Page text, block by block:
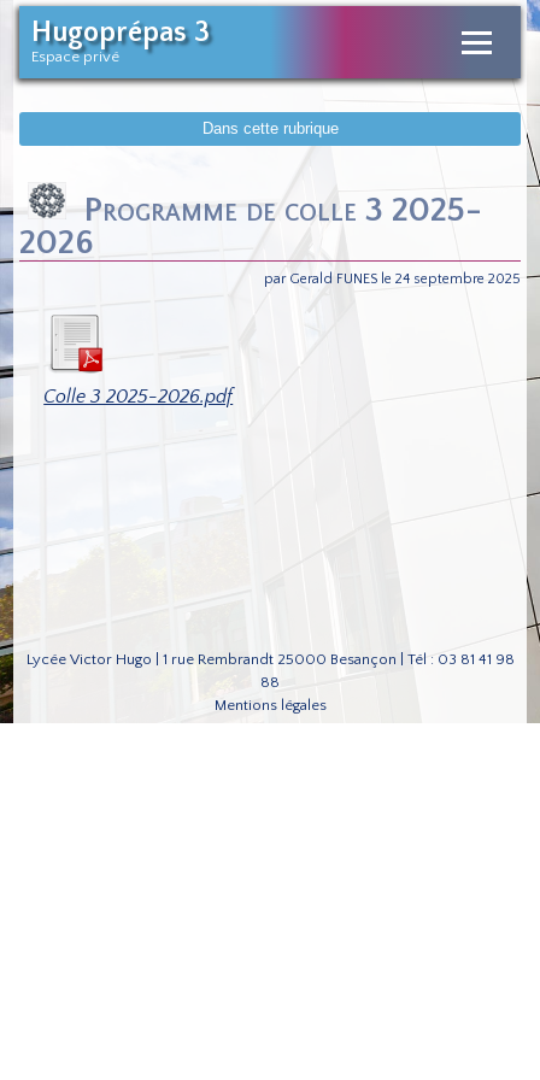
Hugoprépas 3
Espace privé
Dans cette rubrique
Programme de colle 3 2025-
2026
par Gerald FUNES le 24 septembre 2025
Colle 3 2025-2026.pdf
Lycée Victor Hugo | 1 rue Rembrandt 25000 Besançon | Tél : 03 81 41 98
88
Mentions légales